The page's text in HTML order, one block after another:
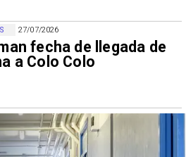
27/07/2026
fecha de llegada de
a Colo Colo